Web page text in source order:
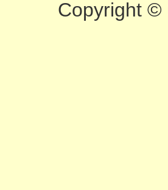
Copyright ©